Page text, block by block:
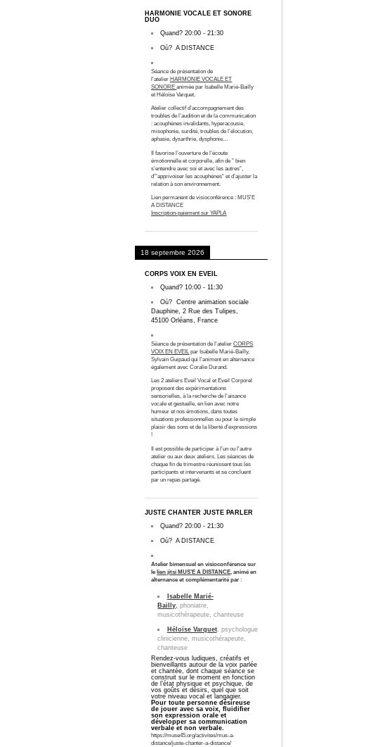
HARMONIE VOCALE ET SONORE
DUO
Quand?20:00 -21:30
Où?A DISTANCE
Séance de présentation de
l'atelier HARMONIE VOCALE ET
SONORE animée par Isabelle Marié-Bailly
et Héloïse Varquet.
Atelier collectif d’accompagnement des
troubles de l’audition et de la communication
: acouphènes invalidants, hyperacousie,
misophonie, surdité, troubles de l’élocution,
aphasie, dysarthrie, dysphonie…
Il favorise l’ouverture de l’écoute
émotionnelle et corporelle, afin de ” bien
s’entendre avec soi et avec les autres”,
d'”apprivoiser les acouphènes” et d’ajuster la
relation à son environnement.
Lien permanent de visioconférence : MUS'E
A DISTANCE
Inscription-paiement sur YAPLA
18 septembre 2026
CORPS VOIX EN EVEIL
Quand?10:00 -11:30
Où?Centre animation sociale
Dauphine, 2 Rue des Tulipes,
45100 Orléans, France
Séance de présentation de l'atelierCORPS
VOIX EN EVEILpar Isabelle Marié-Bailly,
Sylvain Guipaud qui l'animent en alternance
également avec Coralie Durand.
Les 2 ateliers Eveil Vocal et Eveil Corporel
proposent des expérimentations
sensorielles, à la recherche de l’aisance
vocale et gestuelle, en lien avec notre
humeur et nos émotions, dans toutes
situations professionnelles ou pour le simple
plaisir des sons et de la liberté d’expressions
!
Il est possible de participer à l'un ou l'autre
atelier ou aux deux ateliers. Les séances de
chaque fin de trimestre réunissent tous les
participants et intervenants et se concluent
par un repas partagé.
JUSTE CHANTER JUSTE PARLER
Quand?20:00 -21:30
Où?A DISTANCE
Atelier bimensuel en visioconférence sur
le lien jitsi MUS’E A DISTANCE , animé en
alternance et complémentarité par :
Isabelle Marié-
Bailly phoniatre,
musicothérapeute, chanteuse
Héloïse Varquet, psychologue
clinicienne, musicothérapeute,
chanteuse
Rendez-vous ludiques, créatifs et
bienveillants autour de la voix parlée
et chantée, dont chaque séance se
construit sur le moment en fonction
de l’état physique et psychique, de
vos goûts et désirs, quel que soit
votre niveau vocal et langagier.
Pour toute personne désireuse
de jouer avec sa voix, fluidifier
son expression orale et
développer sa communication
verbale et non verbale.
https://muse45.org/activites/mus-a-
distance/juste-chanter-a-distance/